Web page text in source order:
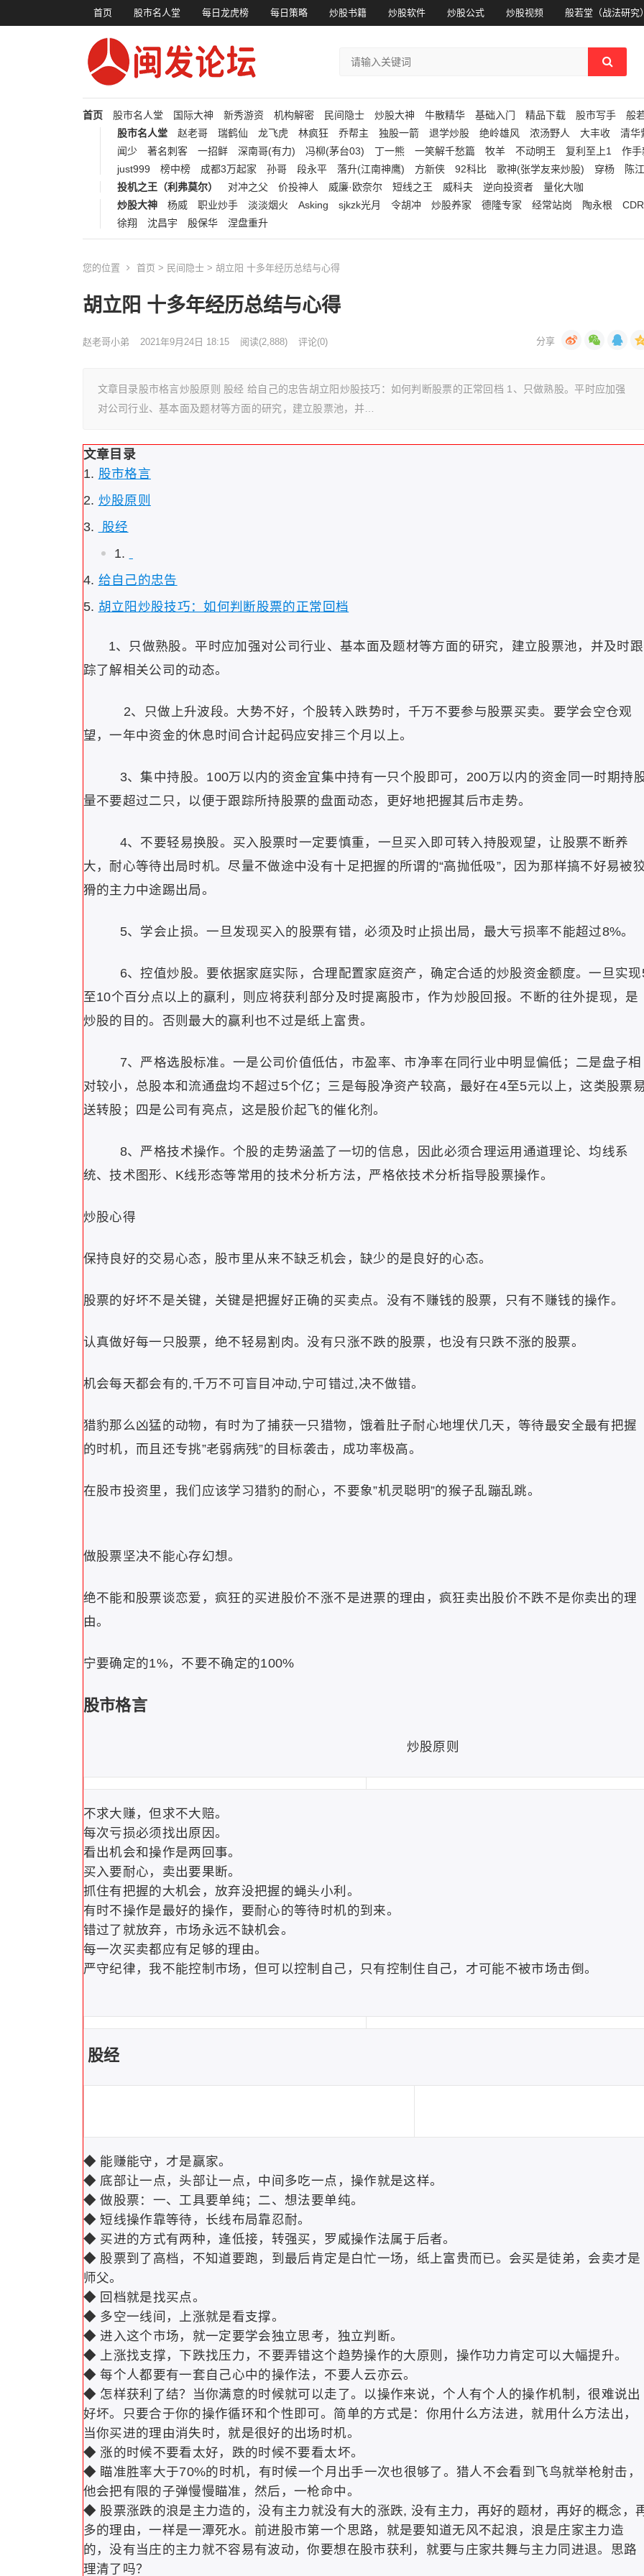
首页 股市名人堂 每日龙虎榜 每日策略 炒股书籍 炒股软件 炒股公式 炒股视频 般若堂（战法研究
首页 股市名人堂 国际大神 新秀游资 机构解密 民间隐士 炒股大神 牛散精华 基础入门 精品下载 股市写手
般
股市名人堂
赵老哥 瑞鹤仙 龙飞虎 林疯狂 乔帮主 独股一箭 退学炒股 绝岭雄风 浓汤野人 大丰收
清华
闻少
著名刺客 一招鲜 深南哥(有力) 冯柳(茅台03) 丁一熊 一笑解千愁篇 牧羊 不动明王 复利至上1
作手
just999
榜中榜 成都3万起家 孙哥 段永平 落升(江南神鹰) 方新侠 92科比 歌神(张学友来炒股) 穿杨
陈
投机之王（利弗莫尔）
对冲之父 价投神人 威廉·欧奈尔 短线之王 威科夫 逆向投资者
量化大咖
炒股大神
杨威 职业炒手 淡淡烟火 Asking sjkzk光月 令胡冲 炒股养家 德隆专家 经常站岗 陶永根
徐翔
沈昌宇 殷保华 涅盘重升
您的位置 首页 > 民间隐士 > 胡立阳 十多年经历总结与心得
胡立阳 十多年经历总结与心得
赵老哥小弟 2021年9月24日 18:15 阅读(2,888) 评论(0)
文章目录股市格言炒股原则 股经 给自己的忠告胡立阳炒股技巧：如何判断股票的正常回档 1、只做熟股。平时应加强
对公司行业、基本面及题材等方面的研究，建立股票池，并…
文章目录
股市格言
炒股原则
股经
给自己的忠告
胡立阳炒股技巧：如何判断股票的正常回档
1、只做熟股。平时应加强对公司行业、基本面及题材等方面的研究，建立股票池，并及时跟
踪了解相关公司的动态。
2、只做上升波段。大势不好，个股转入跌势时，千万不要参与股票买卖。要学会空仓观
望，一年中资金的休息时间合计起码应安排三个月以上。
3、集中持股。100万以内的资金宜集中持有一只个股即可，200万以内的资金同一时期持
量不要超过二只，以便于跟踪所持股票的盘面动态，更好地把握其后市走势。
4、不要轻易换股。买入股票时一定要慎重，一旦买入即可转入持股观望，让股票不断养
大，耐心等待出局时机。尽量不做途中没有十足把握的所谓的“高抛低吸”，因为那样搞不好易被
猾的主力中途踢出局。
5、学会止损。一旦发现买入的股票有错，必须及时止损出局，最大亏损率不能超过8%。
6、控值炒股。要依据家庭实际，合理配置家庭资产，确定合适的炒股资金额度。一旦实
至10个百分点以上的赢利，则应将获利部分及时提离股市，作为炒股回报。不断的往外提现，是
炒股的目的。否则最大的赢利也不过是纸上富贵。
7、严格选股标准。一是公司价值低估，市盈率、市净率在同行业中明显偏低；二是盘子相
对较小，总股本和流通盘均不超过5个亿；三是每股净资产较高，最好在4至5元以上，这类股票
送转股；四是公司有亮点，这是股价起飞的催化剂。
8、严格技术操作。个股的走势涵盖了一切的信息，因此必须合理运用通道理论、均线系
统、技术图形、K线形态等常用的技术分析方法，严格依技术分析指导股票操作。
炒股心得
保持良好的交易心态，股市里从来不缺乏机会，缺少的是良好的心态。
股票的好坏不是关键，关键是把握好正确的买卖点。没有不赚钱的股票，只有不赚钱的操作。
认真做好每一只股票，绝不轻易割肉。没有只涨不跌的股票，也没有只跌不涨的股票。
机会每天都会有的,千万不可盲目冲动,宁可错过,决不做错。
猎豹那么凶猛的动物，有时为了捕获一只猎物，饿着肚子耐心地埋伏几天，等待最安全最有把握
的时机，而且还专挑”老弱病残”的目标袭击，成功率极高。
在股市投资里，我们应该学习猎豹的耐心，不要象”机灵聪明”的猴子乱蹦乱跳。
做股票坚决不能心存幻想。
绝不能和股票谈恋爱，疯狂的买进股价不涨不是进票的理由，疯狂卖出股价不跌不是你卖出的理
由。
宁要确定的1%，不要不确定的100%
股市格言
炒股原则
不求大赚，但求不大赔。
每次亏损必须找出原因。
看出机会和操作是两回事。
买入要耐心，卖出要果断。
抓住有把握的大机会，放弃没把握的蝇头小利。
有时不操作是最好的操作，要耐心的等待时机的到来。
错过了就放弃，市场永远不缺机会。
每一次买卖都应有足够的理由。
严守纪律，我不能控制市场，但可以控制自己，只有控制住自己，才可能不被市场击倒。
股经
◆ 能赚能守，才是赢家。
◆ 底部让一点，头部让一点，中间多吃一点，操作就是这样。
◆ 做股票：一、工具要单纯；二、想法要单纯。
◆ 短线操作靠等待，长线布局靠忍耐。
◆ 买进的方式有两种，逢低接，转强买，罗威操作法属于后者。
◆ 股票到了高档，不知道要跑，到最后肯定是白忙一场，纸上富贵而已。会买是徒弟，会卖才是
师父。
◆ 回档就是找买点。
◆ 多空一线间，上涨就是看支撑。
◆ 进入这个市场，就一定要学会独立思考，独立判断。
◆ 上涨找支撑，下跌找压力，不要弄错这个趋势操作的大原则，操作功力肯定可以大幅提升。
◆ 每个人都要有一套自己心中的操作法，不要人云亦云。
◆ 怎样获利了结？当你满意的时候就可以走了。以操作来说，个人有个人的操作机制，很难说出
好坏。只要合于你的操作循环和个性即可。简单的方式是：你用什么方法进，就用什么方法出，
当你买进的理由消失时，就是很好的出场时机。
◆ 涨的时候不要看太好，跌的时候不要看太坏。
◆ 瞄准胜率大于70%的时机，有时候一个月出手一次也很够了。猎人不会看到飞鸟就举枪射击，
他会把有限的子弹慢慢瞄准，然后，一枪命中。
◆ 股票涨跌的浪是主力造的，没有主力就没有大的涨跌, 没有主力，再好的题材，再好的概念，
多的理由，一样是一潭死水。前进股市第一个思路，就是要知道无风不起浪，浪是庄家主力造
的，没有当庄的主力就不容易有波动，你要想在股市获利，就要与庄家共舞与主力同进退。思路
理清了吗？